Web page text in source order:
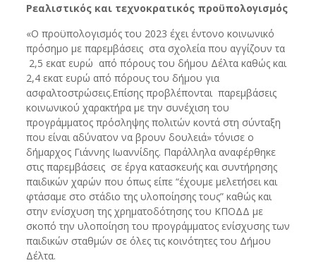
Ρεαλιστικός και τεχνοκρατικός προϋπολογισμός
«Ο προϋπολογισμός του 2023 έχει έντονο κοινωνικό
πρόσημο με παρεμβάσεις στα σχολεία που αγγίζουν τα
2,5 εκατ ευρώ από πόρους του δήμου Δέλτα καθώς και
2,4 εκατ ευρώ από πόρους του δήμου για
ασφαλτοστρώσεις.Επίσης προβλέπονται παρεμβάσεις
κοινωνικού χαρακτήρα με την συνέχιση του
προγράμματος πρόσληψης πολιτών κοντά στη σύνταξη
που είναι αδύνατον να βρουν δουλειά» τόνισε ο
δήμαρχος Γιάννης Ιωαννίδης. Παράλληλα αναφέρθηκε
στις παρεμβάσεις σε έργα κατασκευής και συντήρησης
παιδικών χαρών που όπως είπε “έχουμε μελετήσει και
φτάσαμε στο στάδιο της υλοποίησης τους” καθώς και
στην ενίσχυση της χρηματοδότησης του ΚΠΟΔΔ με
σκοπό την υλοποίηση του προγράμματος ενίσχυσης των
παιδικών σταθμών σε όλες τις κοινότητες του Δήμου
Δέλτα.